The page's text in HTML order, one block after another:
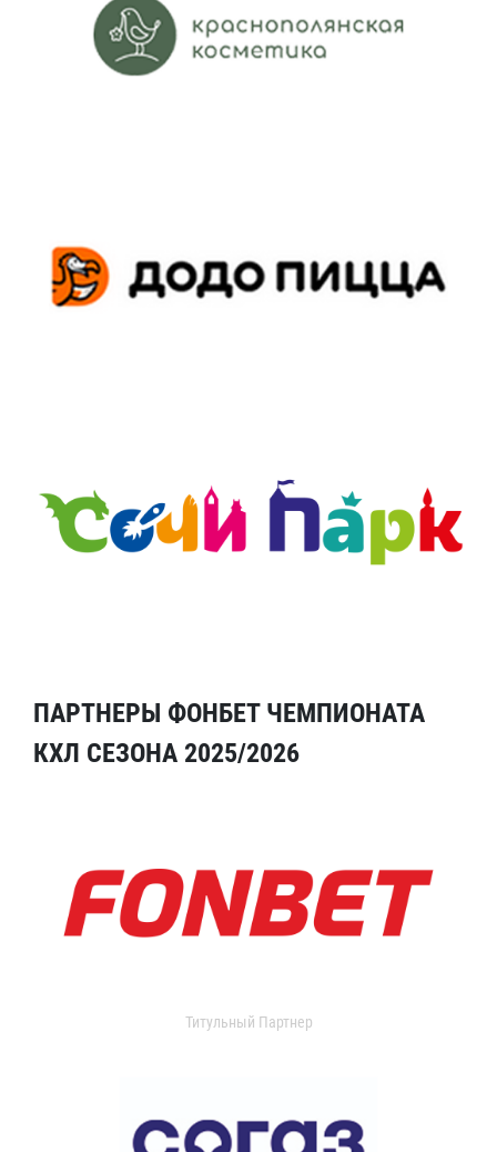
ПАРТНЕРЫ ФОНБЕТ ЧЕМПИОНАТА
КХЛ СЕЗОНА 2025/2026
Титульный Партнер